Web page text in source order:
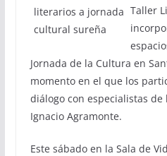
Taller
Jornada de la Cultura en
momento en el que los
diálogo con especialistas
Ignacio Agramonte.
Este sábado en la Sala de